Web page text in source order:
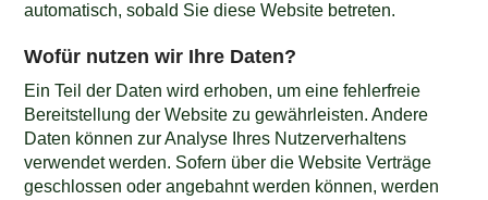
automatisch, sobald Sie diese Website betreten.
Wofür nutzen wir Ihre Daten?
Ein Teil der Daten wird erhoben, um eine fehlerfreie
Bereitstellung der Website zu gewährleisten. Andere
Daten können zur Analyse Ihres Nutzerverhaltens
verwendet werden. Sofern über die Website Verträge
geschlossen oder angebahnt werden können, werden